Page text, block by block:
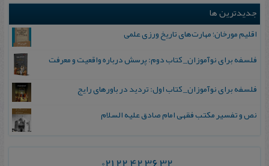
جدیدترین ها
اقلیم مورخان؛ مهارت‌های تاریخ ورزی علمی
فلسفه برای نوآموزان_ کتاب دوم: پرسش درباره واقعیت و معرفت
فلسفه برای نوآموزان_ کتاب اول: تردید در باورهای رایج
نص و تفسیر مکتب فقهی امام صادق علیه السلام